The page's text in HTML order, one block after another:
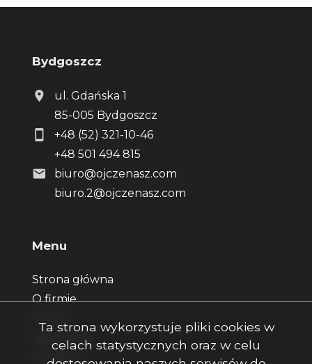
Bydgoszcz
ul. Gdańska 1
85-005 Bydgoszcz
+48 (52) 321-10-46
+48 501 494 815
biuro@ojczenasz.com
biuro.2@ojczenasz.com
Menu
Strona główna
O firmie
Zgłoszenia
Ulubione
Ta strona wykorzystuje pliki cookies w
celach statystycznych oraz w celu